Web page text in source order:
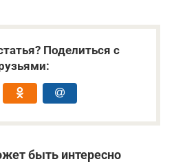
Поделиться с
быть интересно